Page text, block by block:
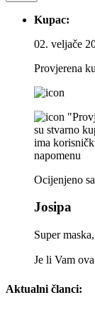
Kupac:
02. veljače
Provjerena
su stvarno
ima
napomenu
Ocijenjeno
Josipa
Super
Je li Vam
Aktualni članci: